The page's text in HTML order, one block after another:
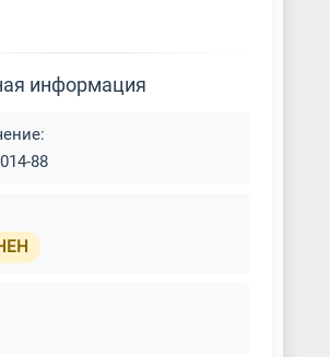
разных типов
металлических
вытяжной (ПВЛ)
информация
88